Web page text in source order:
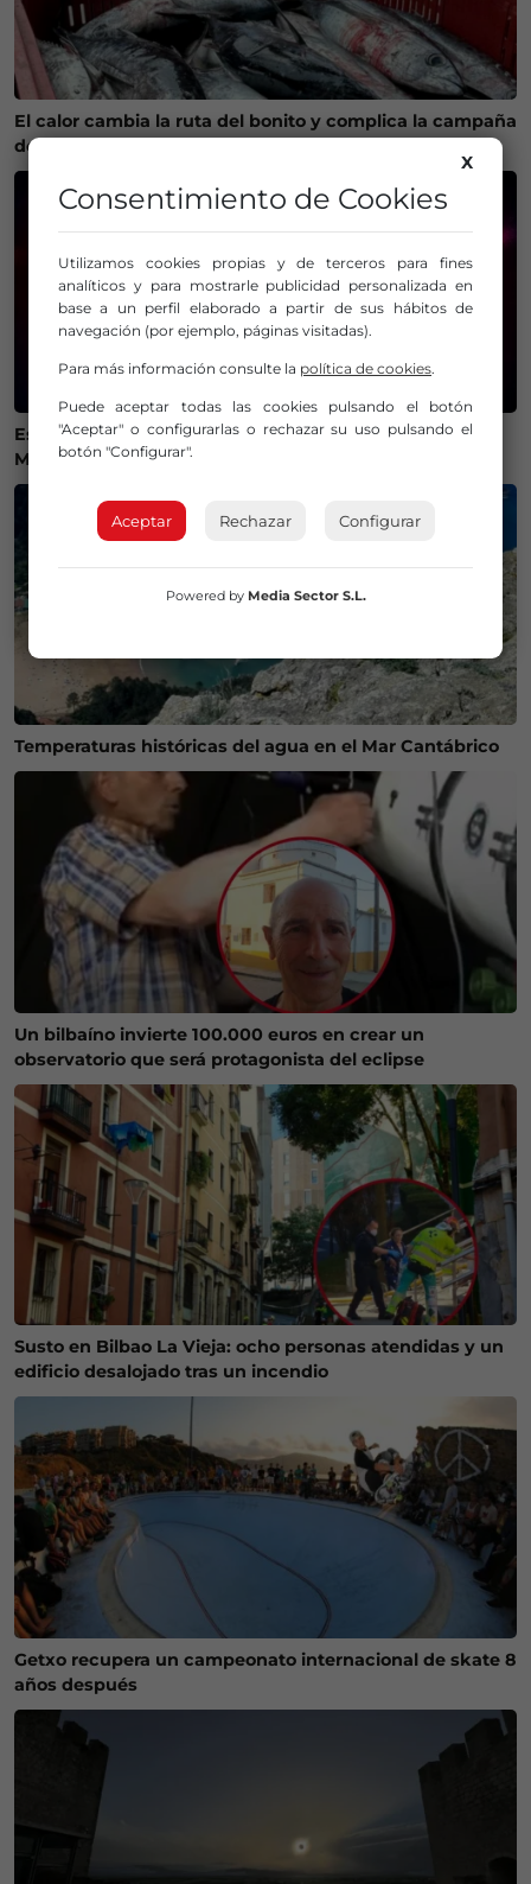
El calor cambia la ruta del bonito y complica la campaña
de pesca en Euskadi
Estos son los mejores lugares de Bizkaia y Las
Merindades para ver el eclipse del 12 de agosto
Temperaturas históricas del agua en el Mar Cantábrico
Un bilbaíno invierte 100.000 euros en crear un
observatorio que será protagonista del eclipse
Susto en Bilbao La Vieja: ocho personas atendidas y un
edificio desalojado tras un incendio
Getxo recupera un campeonato internacional de skate 8
años después
X
Consentimiento de Cookies
Utilizamos cookies propias y de terceros para fines
analíticos y para mostrarle publicidad personalizada en
base a un perfil elaborado a partir de sus hábitos de
navegación (por ejemplo, páginas visitadas).
Para más información consulte la política de cookies.
Puede aceptar todas las cookies pulsando el botón
"Aceptar" o configurarlas o rechazar su uso pulsando el
botón "Configurar".
Aceptar Rechazar Configurar
Powered by Media Sector S.L.